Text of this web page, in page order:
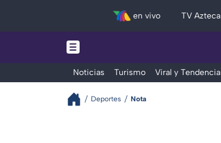
en vivo TV Azteca
Noticias Turismo Viral y Tendencia
Deportes Nota